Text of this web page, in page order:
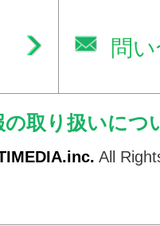
問
の取り扱いにつ
All